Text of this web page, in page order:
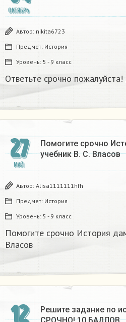
ОКТЯБРЬ
Автор: nikita6723
Предмет: История
Уровень: 5 - 9 класс
Ответьте срочно
27
МАЙ
Помогите срочно
учебник В. С. Власов
Автор: Alisa1111111hfh
Предмет: История
Уровень: 5 - 9 класс
Помогите срочно История
Власов
12
Решите задание по
СРОЧНО! 10 БАЛЛОВ​